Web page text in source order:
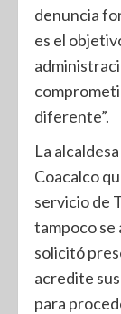
denuncia
es el
diferente”.
La
Coacalco
servicio de
tampoco se
solicitó
acredite
para